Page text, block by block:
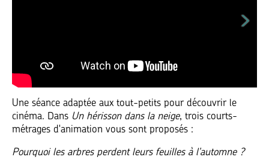
Une séance adaptée aux tout-petits pour découvrir le
cinéma. Dans Un hérisson dans la neige, trois courts-
métrages d'animation vous sont proposés :
Pourquoi les arbres perdent leurs feuilles à l'automne ?